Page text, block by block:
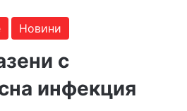
Новини
с
инфекция